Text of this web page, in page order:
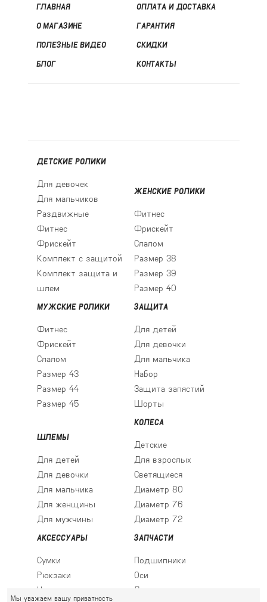
ГЛАВНАЯ
О МАГАЗИНЕ
ПОЛЕЗНЫЕ ВИДЕО
БЛОГ
ОПЛАТА И ДОСТАВКА
ГАРАНТИЯ
СКИДКИ
КОНТАКТЫ
ДЕТСКИЕ РОЛИКИ
Для девочек
Для мальчиков
Раздвижные
Фитнес
Фрискейт
Комплект с защитой
Комплект защита и
шлем
ЖЕНСКИЕ РОЛИКИ
Фитнес
Фрискейт
Слалом
Размер 38
Размер 39
Размер 40
МУЖСКИЕ РОЛИКИ
Фитнес
Фрискейт
Слалом
Размер 43
Размер 44
Размер 45
ЗАЩИТА
Для детей
Для девочки
Для мальчика
Набор
Защита запястий
Шорты
ШЛЕМЫ
Для детей
Для девочки
Для мальчика
Для женщины
Для мужчины
КОЛЕСА
Детские
Для взрослых
Светящиеся
Диаметр 80
Диаметр 76
Диаметр 72
АКСЕССУАРЫ
Сумки
Рюкзаки
Носки
ЗАПЧАСТИ
Подшипники
Оси
Ледовые лезвия
Мы уважаем вашу приватность